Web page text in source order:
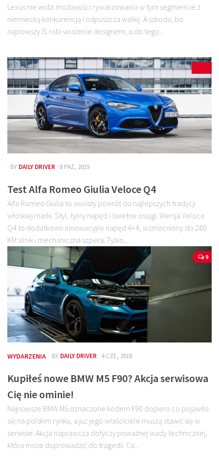
Lexus nie widzi możliwości rywalizowania w tym segmencie z
niemiecką konkurencją i odpuszcza walkę. A szkoda, bo
najnowszy IS robi wrażenie designem, a do tego...
· BY DAILY DRIVER · 8 PAŹ, 2019
Test Alfa Romeo Giulia Veloce Q4
Alfa Romeo Giulia to swoisty powrót do najlepszych tradycji
włoskiej marki. Styl, tylny napęd i świetne osiągi. Wersja Veloce
Q4 to dodatkowo innowacyjny napęd 4×4, wzmocniony do 280
KM silnik i mechaniczna szpera. Tylko...
9
WYDARZENIA · BY DAILY DRIVER · 4 CZE, 2018
Kupiłeś nowe BMW M5 F90? Akcja serwisowa
Cię nie ominie!
Najnowsze BMW M5 oznaczone kodem F90 dopiero co pojawiło
się na polskim rynku, a już jego właściciele muszą stawić się w
serwisie. Akcja naprawcza dotyczy poważnej wady technicznej,
która może doprowadzić do tragedii. Co...